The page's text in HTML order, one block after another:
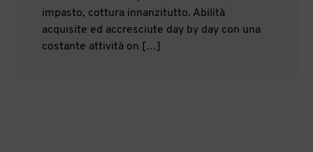
impasto, cottura innanzitutto. Abilità
acquisite ed accresciute day by day con una
costante attività on […]